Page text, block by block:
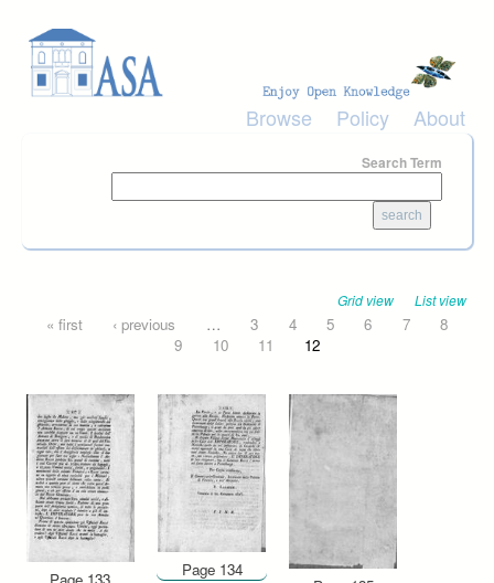
Browse Policy About
Search Term
Grid view List view
Pages
« first ‹ previous … 3 4 5 6 7
8
9
10 11 12
Page 133 Page 134